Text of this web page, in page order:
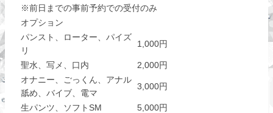
※前日までの事前予約での受付のみ
オプション
パンスト、ローター、パイズ
リ
1,000円
聖水、写メ、口内
2,000円
オナニー、ごっくん、アナル
舐め、バイブ、電マ
3,000円
生パンツ、ソフトSM
5,000円